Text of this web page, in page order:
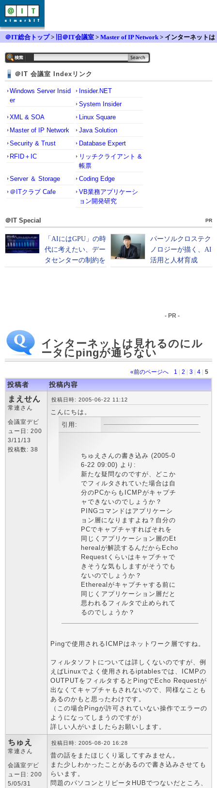
＠IT総合トップ> 旧＠IT会議室 > Master of IP Network > インターネットは
＠IT 会議室 Indexリンク
Windows Server Insid
er
Insider.NET
System Insider
XML & SOA
Linux Square
Master of IP Network
Java Solution
Security & Trust
Database Expert
RFID＋IC
リッチクライアント &
帳票
Server ＆ Storage
Coding Edge
＠ITクラブ Cafe
VB業務アプリケーシ
ョン開発研究
＠IT Special PR
- PR -
インターネットは見れるのにル
ータにpingが通らない
«前のページへ 1 2 3 4 5
投稿者 投稿内容
まえせん
常連さん
会議室デビ
ュー日: 200
3/11/13
投稿数: 38
投稿日時: 2005-06-22 11:12
こんにちは。
引用:
ちゅえさんの書き込み (2005-0
6-22 09:00) より:
新たな疑問なのですが、どこか
でフィルタされていた場合は自
分のPCからもICMPがキャプチ
ャできないのでしょうか？
PINGコマンドはアプリケーシ
ョン層になりますよね？自分の
PCでキャプチャすればそれを
同じくアプリケーション層のEt
herealが解読するんだからEcho
Requestくらいはキャプチャで
きそうな気もしますがそうでも
ないのでしょうか？
Etherealがキャプチャする前に
同じくアプリケーション層だと
思われるフィルタで止められて
るのでしょうか？
Pingで使用されるICMPはネットワーク層ですね。
フィルタソフトについては詳しくないのですが、例
えばLinuxでよく使用されるiptablesでは、ICMPの
OUTPUTをフィルタするとPingでEcho Requestが
出なくてキャプチャもされないので、同様なことも
あるのかもと思ったわけです。
（この場合Pingが許可されていない操作でエラーの
ようになってしまうのですが）
詳しい人がいましたらお願いします。
ちゅえ
常連さん
会議室デビ
ュー日: 200
5/05/31
投稿日時: 2005-08-20 16:28
昔の話をまたほじくり返してすみません。
また少しわかったことがあるので書き込みさせても
らいます。
問題のパソコンとリピータHUBでつないだところ、